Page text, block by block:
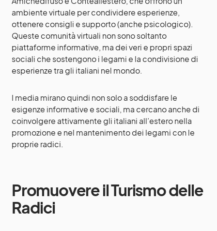
ambiente virtuale per condividere esperienze,
ottenere consigli e supporto (anche psicologico).
Queste comunità virtuali non sono soltanto
piattaforme informative, ma dei veri e propri spazi
sociali che sostengono i legami e la condivisione di
esperienze tra gli italiani nel mondo.
I media mirano quindi non solo a soddisfare le
esigenze informative e sociali, ma cercano anche di
coinvolgere attivamente gli italiani all’estero nella
promozione e nel mantenimento dei legami con le
proprie radici.
Promuovere il Turismo delle
Radici